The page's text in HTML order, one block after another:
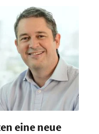
Luxushotelgruppe
eine neue